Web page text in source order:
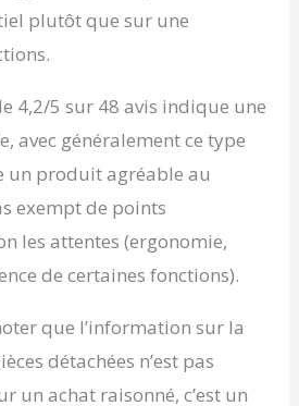
plutôt que sur une
4,2/5 sur 48 avis indique une
avec généralement ce type
un produit agréable au
exempt de points
les attentes (ergonomie,
de certaines fonctions).
que l’information sur la
détachées n’est pas
un achat raisonné, c’est un